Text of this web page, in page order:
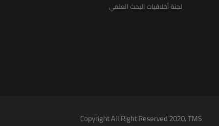
لجنة أخلاقيات البحث العلمي
Copyright All Right Reserved 2020. TMS